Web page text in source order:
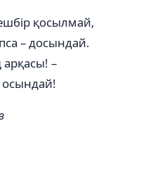
қосылмай,
– досындай.
–
осындай!